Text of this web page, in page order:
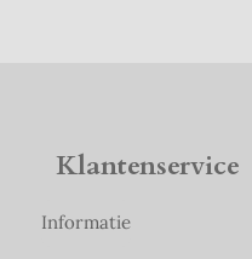
Klantenservice
Informatie